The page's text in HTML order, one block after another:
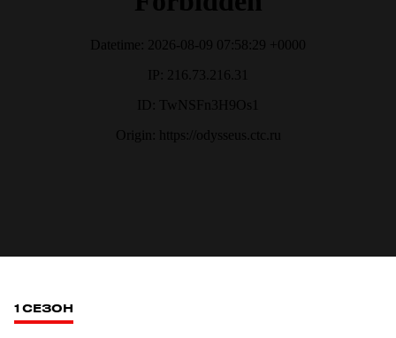
1 СЕЗОН